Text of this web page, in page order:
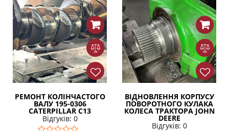
РЕМОНТ КОЛІНЧАСТОГО
ВАЛУ 195-0306
CATERPILLAR C13
Відгуків: 0
ВІДНОВЛЕННЯ КОРПУСУ
ПОВОРОТНОГО КУЛАКА
КОЛЕСА ТРАКТОРА JOHN
DEERE
Відгуків: 0